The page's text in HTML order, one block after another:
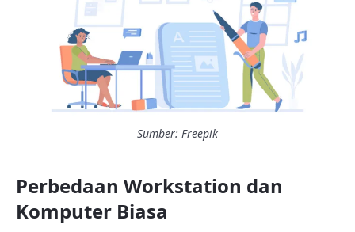
Sumber: Freepik
Perbedaan Workstation dan
Komputer Biasa